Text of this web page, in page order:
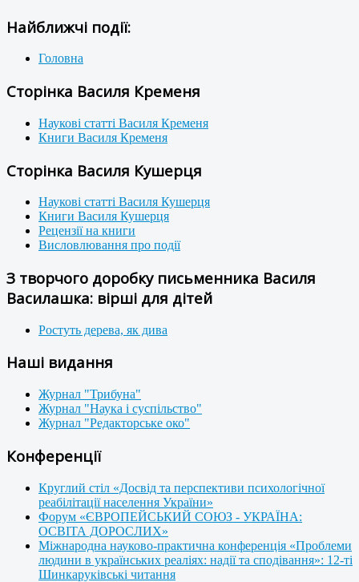
Найближчі події:
Головна
Сторінка Василя Кременя
Наукові статті Василя Кременя
Книги Василя Кременя
Сторінка Василя Кушерця
Наукові статті Василя Кушерця
Книги Василя Кушерця
Рецензії на книги
Висловлювання про події
З творчого доробку письменника Василя
Василашка: вірші для дітей
Ростуть дерева, як дива
Наші видання
Журнал "Трибуна"
Журнал "Наука і суспільство"
Журнал "Редакторське око"
Конференції
Круглий стіл «Досвід та перспективи психологічної
реабілітації населення України»
Форум «ЄВРОПЕЙСЬКИЙ СОЮЗ - УКРАЇНА:
ОСВІТА ДОРОСЛИХ»
Міжнародна науково-практична конференція «Проблеми
людини в українських реаліях: надії та сподівання»: 12-ті
Шинкаруківські читання